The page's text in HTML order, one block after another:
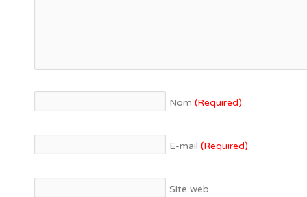
Nom (Required)
E-mail (Required)
Site web